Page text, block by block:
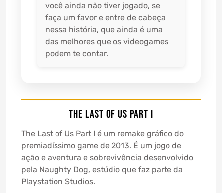
você ainda não tiver jogado, se
faça um favor e entre de cabeça
nessa história, que ainda é uma
das melhores que os videogames
podem te contar.
The Last of Us Part I
The Last of Us Part I é um remake gráfico do
premiadíssimo game de 2013. É um jogo de
ação e aventura e sobrevivência desenvolvido
pela Naughty Dog, estúdio que faz parte da
Playstation Studios.